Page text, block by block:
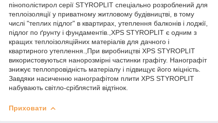
пінополістирол серії STYROPLIT спеціально розроблений для
теплоізоляції у приватному житловому будівництві, в тому
числі "теплих підлог" в квартирах, утеплення балконів і лоджії,
підлог по ґрунту і фундаментів.,XPS STYROPLIT є одним з
кращих теплоізоляційних матеріалів для дачного і
квартирного утеплення.,При виробництві XPS STYROPLIT
використовуються нанорозмірні частинки графіту. Нанографіт
знижує теплопровідність матеріалу і підвищує його міцність.
Завдяки насиченню нанографітом плити XPS STYROPLIT
набувають світло-сріблястий відтінок.
Приховати